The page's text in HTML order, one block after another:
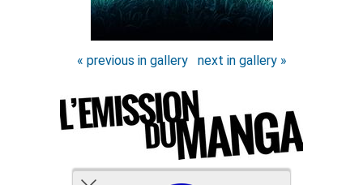
« previous in gallery next in gallery »